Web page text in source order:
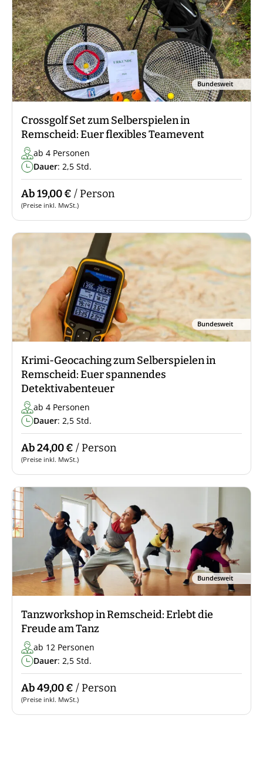
Bundesweit
Crossgolf Set zum Selberspielen in
Remscheid: Euer flexibles Teamevent
ab 4 Personen
Dauer: 2,5 Std.
Ab 19,00 € / Person
(Preise inkl. MwSt.)
Bundesweit
Krimi-Geocaching zum Selberspielen in
Remscheid: Euer spannendes
Detektivabenteuer
ab 4 Personen
Dauer: 2,5 Std.
Ab 24,00 € / Person
(Preise inkl. MwSt.)
Bundesweit
Tanzworkshop in Remscheid: Erlebt die
Freude am Tanz
ab 12 Personen
Dauer: 2,5 Std.
Ab 49,00 € / Person
(Preise inkl. MwSt.)